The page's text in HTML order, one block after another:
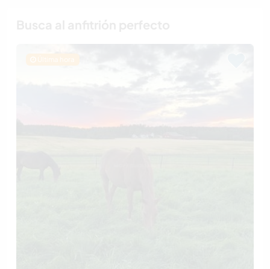
Última hora